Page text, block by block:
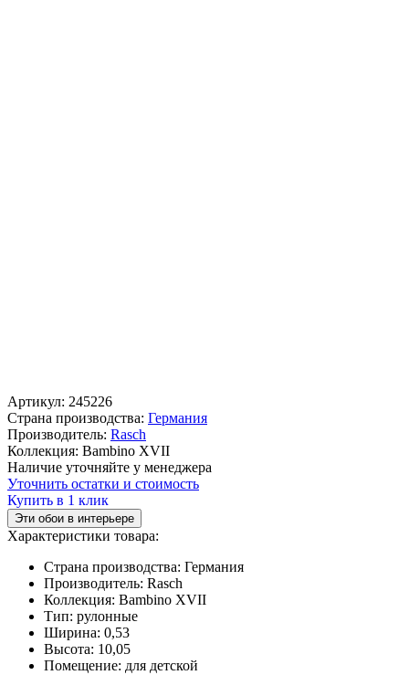
Артикул: 245226
Страна производства: Германия
Производитель: Rasch
Коллекция: Bambino XVII
Наличие уточняйте у менеджера
Уточнить остатки и стоимость
Купить в 1 клик
Эти обои в интерьере
Характеристики товара:
Страна производства: Германия
Производитель: Rasch
Коллекция: Bambino XVII
Тип: рулонные
Ширина: 0,53
Высота: 10,05
Помещение: для детской